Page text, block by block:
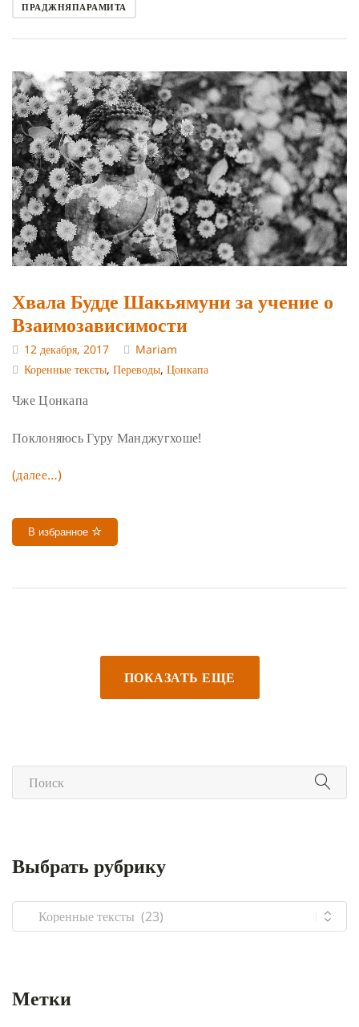
ПРАДЖНЯПАРАМИТА
Хвала Будде Шакьямуни за учение о
Взаимозависимости
12 декабря, 2017
Mariam
Коренные тексты, Переводы, Цонкапа
Чже Цонкапа
Поклоняюсь Гуру Манджугхоше!
(далее…)
В избранное
ПОКАЗАТЬ ЕЩЕ
Выбрать рубрику
Выбрать
рубрику
Метки